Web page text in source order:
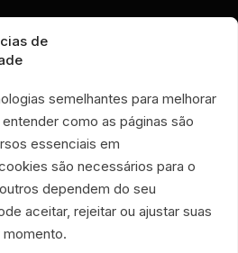
de
semelhantes para melhorar
como as páginas são
essenciais em
são necessários para o
dependem do seu
aceitar, rejeitar ou ajustar suas